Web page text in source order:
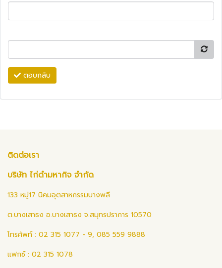
ตอบกลับ
ติดต่อเรา
บริษัท ไก่ดำมหากิจ จำกัด
133 หมู่17 นิคมอุตสาหกรรมบางพลี
ต.บางเสาธง อ.บางเสาธง จ.สมุทรปราการ 10570
โทรศัพท์ : 02 315 1077 - 9, 085 559 9888
แฟกซ์ : 02 315 1078